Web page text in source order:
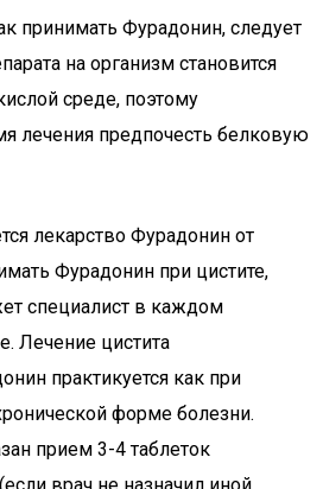
принимать Фурадонин, следует
на организм становится
среде, поэтому
лечения предпочесть белковую
лекарство Фурадонин от
Фурадонин при цистите,
специалист в каждом
Лечение цистита
практикуется как при
форме болезни.
прием 3-4 таблеток